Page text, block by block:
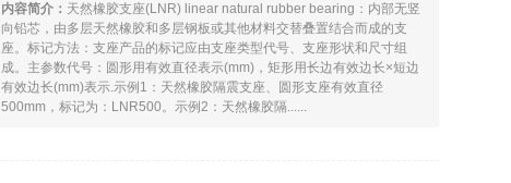
内容简介： 天然橡胶支座(LNR) linear natural rubber bearing：内部无竖
向铅芯，由多层天然橡胶和多层钢板或其他材料交替叠置结合而成的支
座。标记方法：支座产品的标记应由支座类型代号、支座形状和尺寸组
成。主参数代号：圆形用有效直径表示(mm)，矩形用长边有效边长×短边
有效边长(mm)表示.示例1：天然橡胶隔震支座、圆形支座有效直径
500mm，标记为：LNR500。示例2：天然橡胶隔......